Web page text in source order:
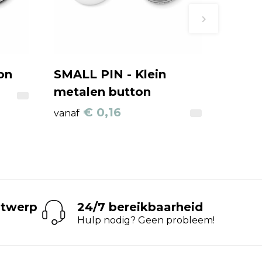
SMALL PIN - Klein
metalen button
vanaf € 0,16
24/7 bereikbaarheid
Hulp nodig? Geen probleem!